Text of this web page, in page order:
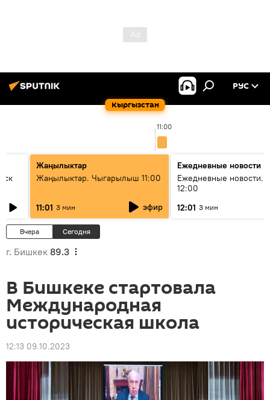
Кыргызстан
РУС
11:00
Жаңылыктар
Жаңылыктар. Чыгарылыш 11:00
11:01 3 мин эфир
Ежедневные новости
Ежедневные новости.
12:00
12:01 3 мин
Вчера Сегодня
г. Бишкек 89.3
В Бишкеке стартовала
Международная
историческая школа
12:13 09.10.2023